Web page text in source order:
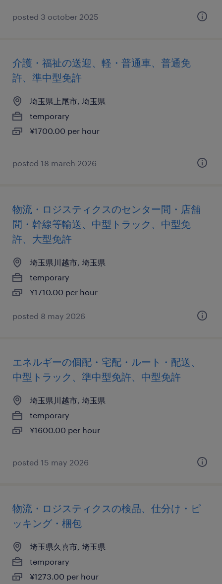
posted 3 october 2025
介護・福祉の送迎、軽・普通車、普通免
許、準中型免許
埼玉県上尾市, 埼玉県
temporary
¥1700.00 per hour
posted 18 march 2026
物流・ロジスティクスのセンター間・店舗
間・幹線等輸送、中型トラック、中型免
許、大型免許
埼玉県川越市, 埼玉県
temporary
¥1710.00 per hour
posted 8 may 2026
エネルギーの個配・宅配・ルート・配送、
中型トラック、準中型免許、中型免許
埼玉県川越市, 埼玉県
temporary
¥1600.00 per hour
posted 15 may 2026
物流・ロジスティクスの検品、仕分け・ピ
ッキング・梱包
埼玉県久喜市, 埼玉県
temporary
¥1273.00 per hour